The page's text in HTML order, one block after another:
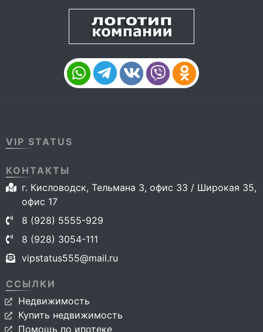
VIP STATUS
КОНТАКТЫ
г. Кисловодск, Тельмана 3, офис 33 / Широкая 35,
офис 17
8 (928) 5555-929
8 (928) 3054-111
vipstatus555@mail.ru
ССЫЛКИ
Недвижимость
Купить недвижимость
Помощь по ипотеке